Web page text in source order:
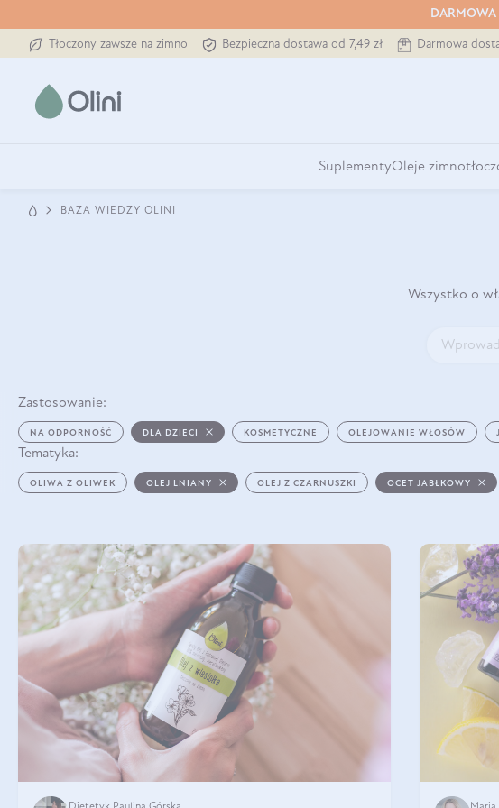
DARMOWA
Tłoczony zawsze na zimno Bezpieczna dostawa od 7,49 zł Darmowa
SuplementyOleje
BAZA WIEDZY OLINI
Wszystko o
Zastosowanie:
NA ODPORNOŚĆ DLA DZIECI KOSMETYCZNE OLEJOWANIE WŁOSÓW
Tematyka:
OLIWA Z OLIWEK OLEJ LNIANY OLEJ Z CZARNUSZKI OCET JABŁKOWY